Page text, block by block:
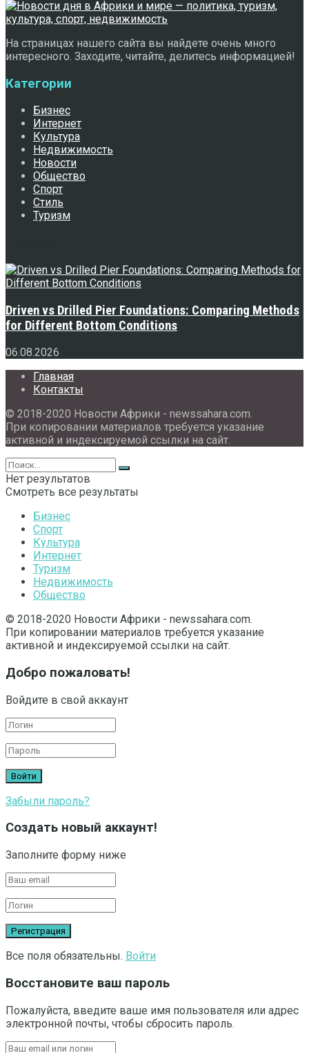
На страницах нашего сайта вы найдете очень много
интересного. Заходите, читайте, делитесь информацией!
Категории
Бизнес
Интернет
Культура
Недвижимость
Новости
Общество
Спорт
Стиль
Туризм
Driven vs Drilled Pier Foundations: Comparing Methods
for Different Bottom Conditions
06.08.2026
Главная
Контакты
© 2018-2020 Новости Африки - newssahara.com.
При копировании материалов требуется указание
активной и индексируемой ссылки на сайт.
Нет результатов
Смотреть все результаты
Бизнес
Спорт
Культура
Интернет
Туризм
Недвижимость
Общество
© 2018-2020 Новости Африки - newssahara.com.
При копировании материалов требуется указание
активной и индексируемой ссылки на сайт.
Добро пожаловать!
Войдите в свой аккаунт
Забыли пароль?
Создать новый аккаунт!
Заполните форму ниже
Все поля обязательны. Войти
Восстановите ваш пароль
Пожалуйста, введите ваше имя пользователя или адрес
электронной почты, чтобы сбросить пароль.